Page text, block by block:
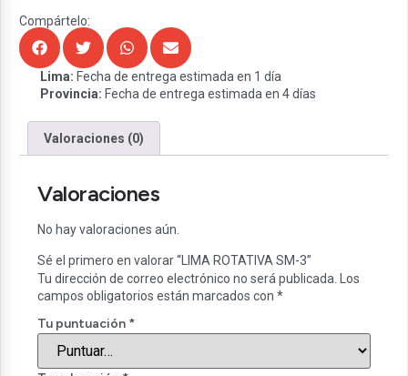
Compártelo:
Lima: Fecha de entrega estimada en 1 día
Provincia: Fecha de entrega estimada en 4 días
Valoraciones (0)
Valoraciones
No hay valoraciones aún.
Sé el primero en valorar “LIMA ROTATIVA SM-3”
Tu dirección de correo electrónico no será publicada.
Los
campos obligatorios están marcados con *
Tu puntuación *